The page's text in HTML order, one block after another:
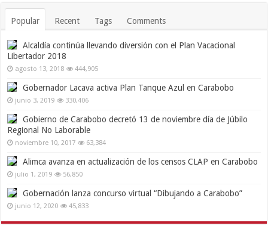
Popular Recent Tags Comments
Alcaldía continúa llevando diversión con el Plan Vacacional
Libertador 2018
agosto 13, 2018 444,905
Gobernador Lacava activa Plan Tanque Azul en Carabobo
junio 3, 2019 330,406
Gobierno de Carabobo decretó 13 de noviembre día de Júbilo
Regional No Laborable
noviembre 10, 2017 63,384
Alimca avanza en actualización de los censos CLAP en Carabobo
julio 1, 2019 56,850
Gobernación lanza concurso virtual “Dibujando a Carabobo”
junio 12, 2020 45,833